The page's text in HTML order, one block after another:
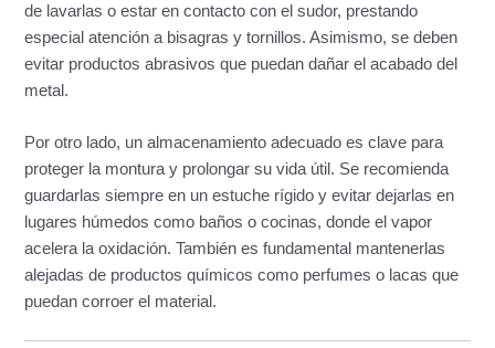
de lavarlas o estar en contacto con el sudor, prestando
especial atención a bisagras y tornillos. Asimismo, se deben
evitar productos abrasivos que puedan dañar el acabado del
metal.
Por otro lado, un almacenamiento adecuado es clave para
proteger la montura y prolongar su vida útil. Se recomienda
guardarlas siempre en un estuche rígido y evitar dejarlas en
lugares húmedos como baños o cocinas, donde el vapor
acelera la oxidación. También es fundamental mantenerlas
alejadas de productos químicos como perfumes o lacas que
puedan corroer el material.